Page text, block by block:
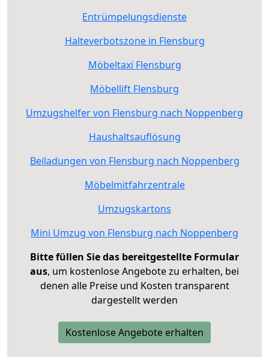
Entrümpelungsdienste
Halteverbotszone in Flensburg
Möbeltaxi Flensburg
Möbellift Flensburg
Umzugshelfer von Flensburg nach Noppenberg
Haushaltsauflösung
Beiladungen von Flensburg nach Noppenberg
Möbelmitfahrzentrale
Umzugskartons
Mini Umzug von Flensburg nach Noppenberg
Bitte füllen Sie das bereitgestellte Formular
aus, um kostenlose Angebote zu erhalten, bei
denen alle Preise und Kosten transparent
dargestellt werden
Kostenlose Angebote erhalten